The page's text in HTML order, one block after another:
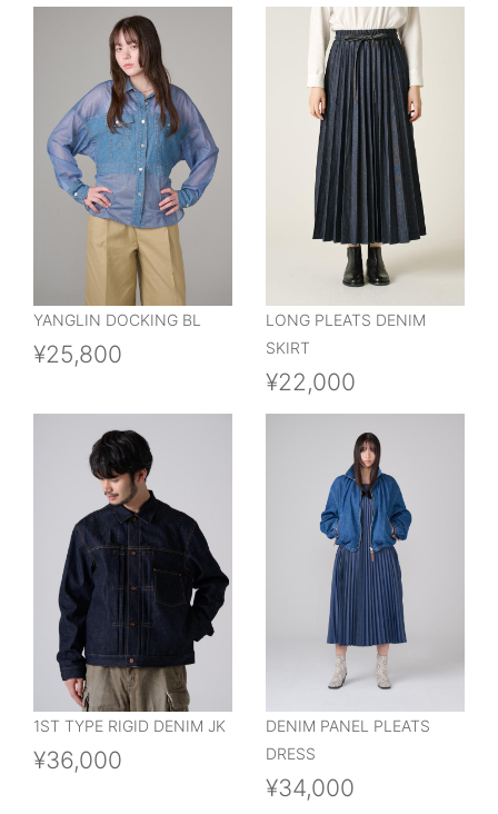
YANGLIN DOCKING BL
¥25,800
LONG PLEATS DENIM
SKIRT
¥22,000
1ST TYPE RIGID DENIM JK
¥36,000
DENIM PANEL PLEATS
DRESS
¥34,000